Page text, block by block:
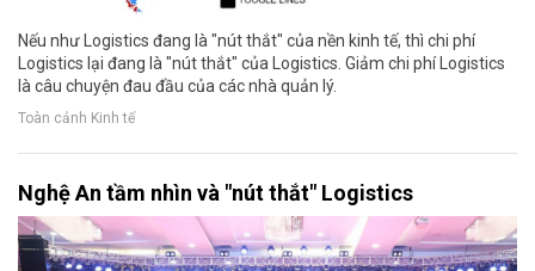
Nếu như Logistics đang là "nút thắt" của nền kinh tế, thì chi phí
Logistics lại đang là "nút thắt" của Logistics. Giảm chi phí Logistics
là câu chuyện đau đầu của các nhà quản lý.
Toàn cảnh Kinh tế
Nghệ An tầm nhìn và "nút thắt" Logistics